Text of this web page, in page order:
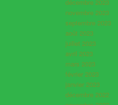
décembre 2023
novembre 2023
septembre 2023
août 2023
juillet 2023
avril 2023
mars 2023
février 2023
janvier 2023
décembre 2022